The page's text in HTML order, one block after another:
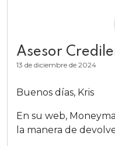
Asesor
13 de diciembre de 2024
Buenos días, Kris
En su web,
la manera de